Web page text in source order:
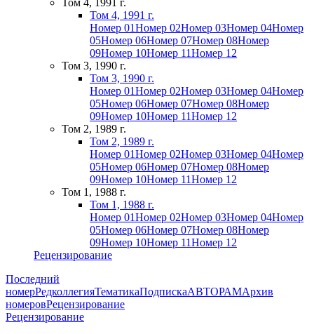
Том 4, 1991 г.
Том 4, 1991 г.
Номер 01Номер 02Номер 03Номер 04Номер
05Номер 06Номер 07Номер 08Номер
09Номер 10Номер 11Номер 12
Том 3, 1990 г.
Том 3, 1990 г.
Номер 01Номер 02Номер 03Номер 04Номер
05Номер 06Номер 07Номер 08Номер
09Номер 10Номер 11Номер 12
Том 2, 1989 г.
Том 2, 1989 г.
Номер 01Номер 02Номер 03Номер 04Номер
05Номер 06Номер 07Номер 08Номер
09Номер 10Номер 11Номер 12
Том 1, 1988 г.
Том 1, 1988 г.
Номер 01Номер 02Номер 03Номер 04Номер
05Номер 06Номер 07Номер 08Номер
09Номер 10Номер 11Номер 12
Рецензирование
Последний
номерРедколлегияТематикаПодпискаАВТОРАМАрхив
номеровРецензирование
Рецензирование